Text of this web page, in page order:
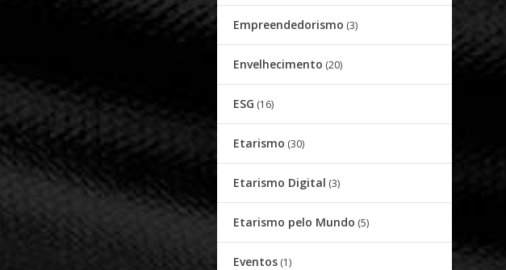
Empreendedorismo (3)
Envelhecimento (20)
ESG (16)
Etarismo (30)
Etarismo Digital (3)
Etarismo pelo Mundo (5)
Eventos (1)